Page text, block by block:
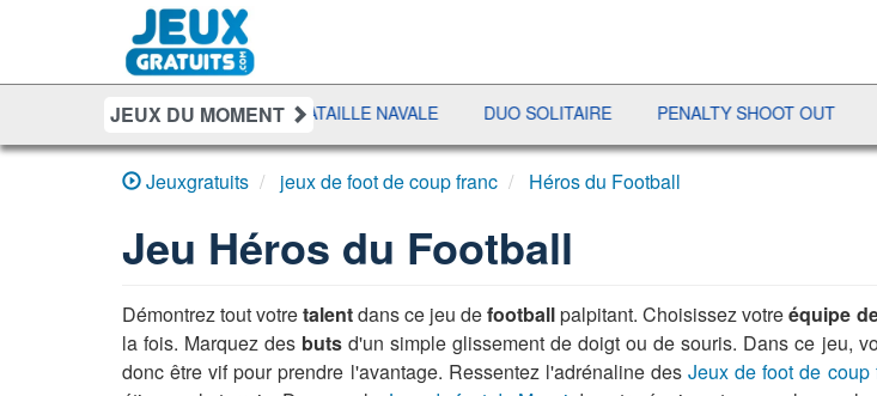
JEUX DU MOMENT
SHERIFF POKER BATAILLE NAVALE DUO SOLITAIRE PENALTY SHOOT OUT
Jeuxgratuits jeux de foot de coup franc Héros du Football
Jeu Héros du Football
Démontrez tout votretalentdans ce jeu defootballpalpitant. Choisissez votreéquipe
la fois. Marquez des buts d'un simple glissement de doigt ou de souris. Dans ce jeu,
donc être vif pour prendre l'avantage. Ressentez l'adrénaline desJeux de foot de coup